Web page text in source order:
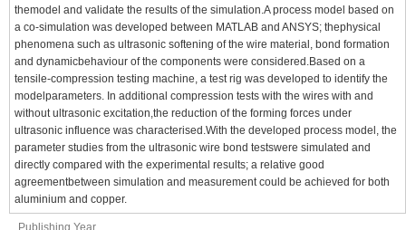
themodel and validate the results of the simulation.A process model based on
a co-simulation was developed between MATLAB and ANSYS; thephysical
phenomena such as ultrasonic softening of the wire material, bond formation
and dynamicbehaviour of the components were considered.Based on a
tensile-compression testing machine, a test rig was developed to identify the
modelparameters. In additional compression tests with the wires with and
without ultrasonic excitation,the reduction of the forming forces under
ultrasonic influence was characterised.With the developed process model, the
parameter studies from the ultrasonic wire bond testswere simulated and
directly compared with the experimental results; a relative good
agreementbetween simulation and measurement could be achieved for both
aluminium and copper.
Publishing Year